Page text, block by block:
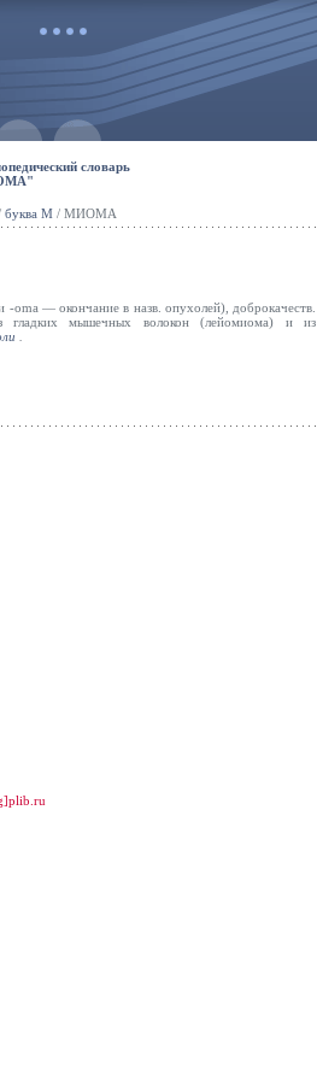
словарь
буква М / МИОМА
— окончание в назв. опухолей), доброкачеств.
мышечных волокон (лейомиома) и из